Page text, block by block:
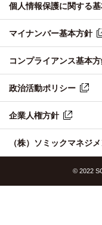
個人情報保護に関する
マイナンバー基本方針
コンプライアンス基本
政治活動ポリシー
企業人権方針
（株）ソミックマネジ
© 2022